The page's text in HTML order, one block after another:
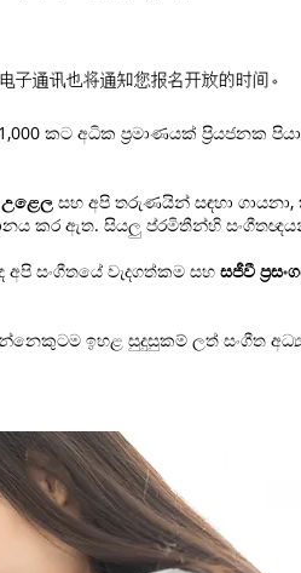
通讯也将通知您报名开放的时间。
කට අධික ප්‍රමාණයක් ප්‍රියජනක
සහ අපි තරුණයින් සඳහා
කර ඇත. සියලු ප්රමිතීන්හි
සංගීතයේ වැදගත්කම සහ සජීවී
ඉහළ සුදුසුකම් ලත් සංගීත